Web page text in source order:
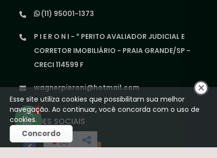
(11) 95001-1373
P I E R O N I - * PERITO AVALIADOR JUDICIAL E
CORRETOR IMOBILIÁRIO - PRAIA GRANDE/SP -
CRECI 114599 F
wagnerpieroni@hotmail.com
REDES SOCIAIS
1
(0)
Esse site utiliza cookies que possibilitam sua melhor
navegação. Ao continuar, você concorda com o uso de
cookies.
Concordo